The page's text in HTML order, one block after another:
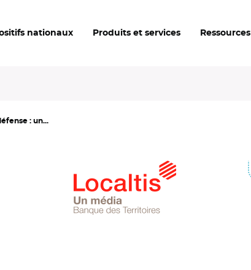
nationaux Produits et services Ressources
: un...